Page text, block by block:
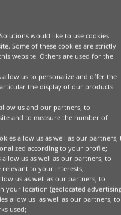
et se
Forts de plus de 70
développé une
clés tels que
les transports, la
de financement soit
biais de
et revendeurs,
de notre société
banque
pays et
collaborateurs. Pour
would like to use cookies
Some of these cookies are strictly
website. Others are used for the
allow us to personalize and offer the
the display of our products
us and our partners, to
and to measure the number of
allow us as well as our partners,
according to your profile;
us as well as our partners, to
to your interests;
us as well as our partners, to
your location (geolocated
allow us as well as our partners, to
used;